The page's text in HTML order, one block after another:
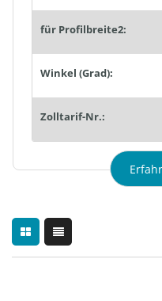
für Profilbreite2:
Winkel (Grad):
Zolltarif-Nr.: